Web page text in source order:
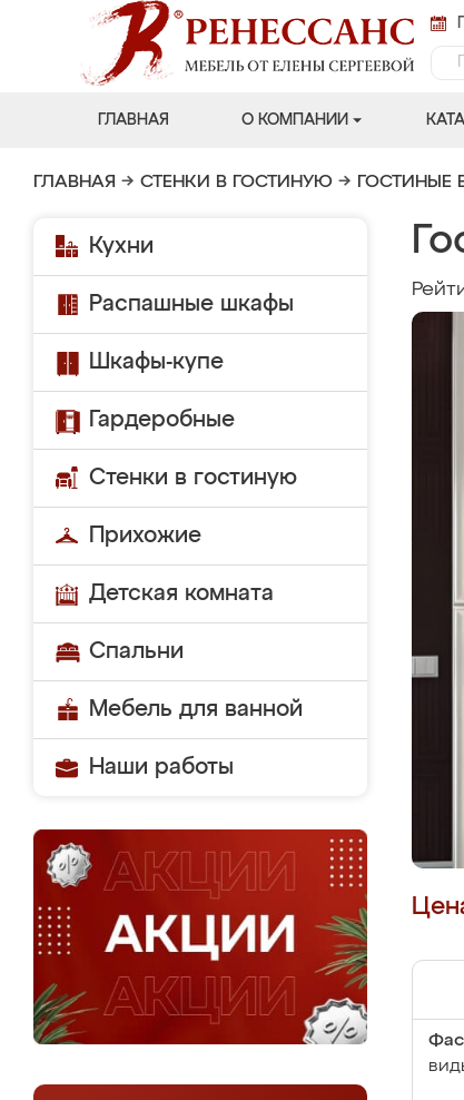
ГЛАВНАЯ О КОМПАНИИ
ГЛАВНАЯ → СТЕНКИ В ГОСТИНУЮ → ГОСТИНЫЕ
Кухни
Распашные шкафы
Шкафы-купе
Гардеробные
Стенки в гостиную
Прихожие
Детская комната
Спальни
Мебель для ванной
Наши работы